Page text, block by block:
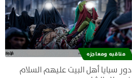
مناقبه ومعاجزه
دور سبايا أهل البيت عليهم السلام